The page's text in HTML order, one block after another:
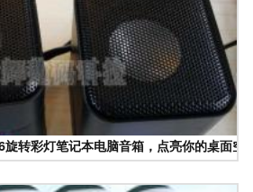
转彩灯笔记本电脑音箱，点亮你的桌面空